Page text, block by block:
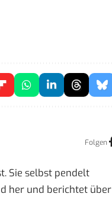
Folgen
Sie selbst pendelt
her und berichtet über